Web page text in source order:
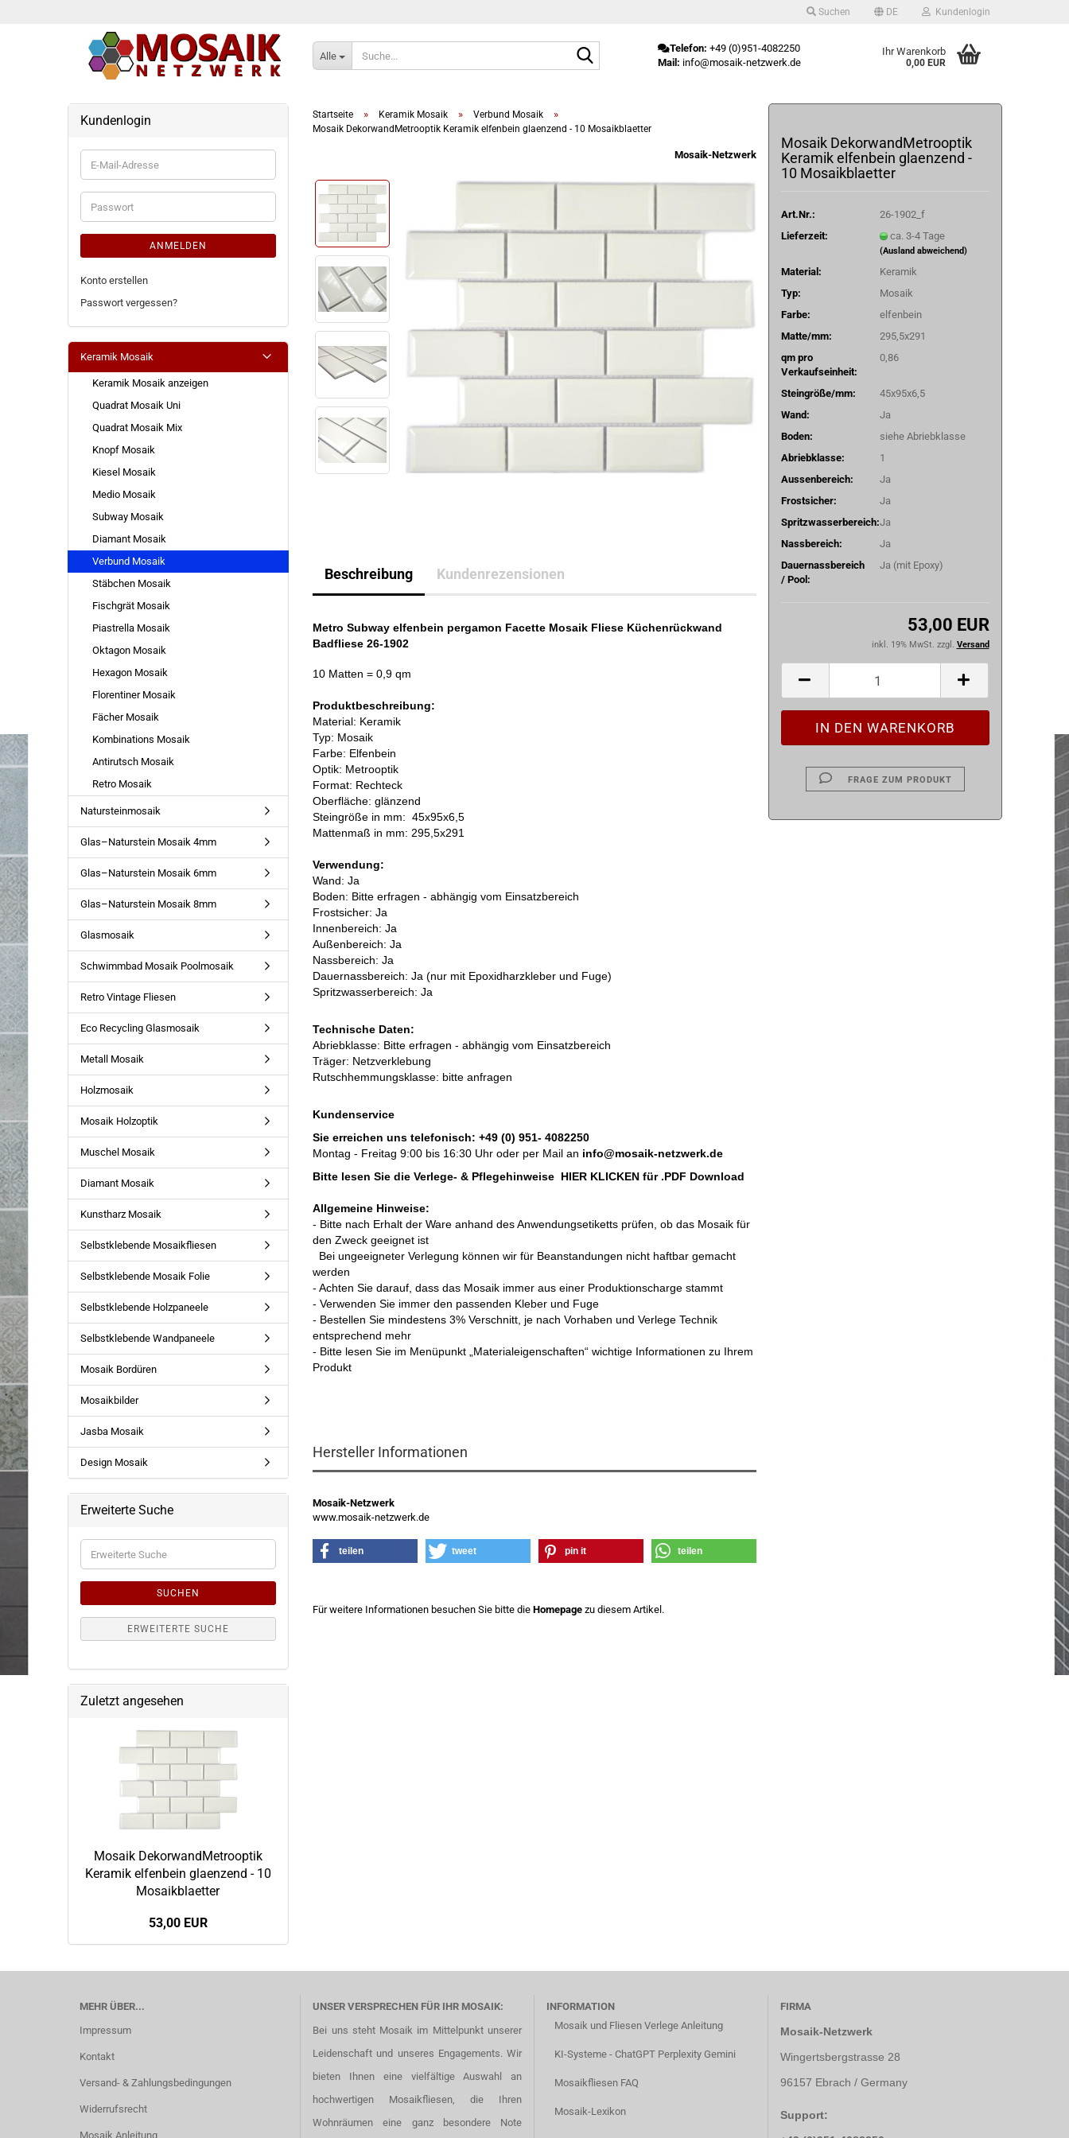
Suchen DE Kundenlogin
Alle
Telefon: +49 (0)951-4082250
Mail: info@mosaik-netzwerk.de
Ihr Warenkorb
0,00 EUR
Startseite » Keramik Mosaik » Verbund Mosaik »
Mosaik DekorwandMetrooptik Keramik elfenbein glaenzend - 10 Mosaikblaetter
Mosaik-Netzwerk
Mosaik DekorwandMetrooptik
Keramik elfenbein glaenzend -
10 Mosaikblaetter
Art.Nr.:
26-1902_f
Lieferzeit:
ca. 3-4 Tage
(Ausland abweichend)
Material:
Keramik
Typ:
Mosaik
Farbe:
elfenbein
Matte/mm:
295,5x291
qm pro
Verkaufseinheit:
0,86
Steingröße/mm:
45x95x6,5
Wand:
Ja
Boden:
siehe Abriebklasse
Abriebklasse:
1
Aussenbereich:
Ja
Frostsicher:
Ja
Spritzwasserbereich:Ja
Nassbereich:
Ja
Dauernassbereich
/ Pool:
Ja (mit Epoxy)
53,00 EUR
inkl. 19% MwSt. zzgl. Versand
FRAGE ZUM PRODUKT
Beschreibung Kundenrezensionen
Metro Subway elfenbein pergamon Facette Mosaik Fliese Küchenrückwand
Badfliese 26-1902
10 Matten = 0,9 qm
Produktbeschreibung:
Material: Keramik
Typ: Mosaik
Farbe: Elfenbein
Optik: Metrooptik
Format: Rechteck
Oberfläche: glänzend
Steingröße in mm: 45x95x6,5
Mattenmaß in mm: 295,5x291
Verwendung:
Wand: Ja
Boden: Bitte erfragen - abhängig vom Einsatzbereich
Frostsicher: Ja
Innenbereich: Ja
Außenbereich: Ja
Nassbereich: Ja
Dauernassbereich: Ja (nur mit Epoxidharzkleber und Fuge)
Spritzwasserbereich: Ja
Technische Daten:
Abriebklasse: Bitte erfragen - abhängig vom Einsatzbereich
Träger: Netzverklebung
Rutschhemmungsklasse: bitte anfragen
Kundenservice
Sie erreichen uns telefonisch: +49 (0) 951- 4082250
Montag - Freitag 9:00 bis 16:30 Uhr oder per Mail an info@mosaik-netzwerk.de
Bitte lesen Sie die Verlege- & Pflegehinweise HIER KLICKENfür .PDF Download
Allgemeine Hinweise:
- Bitte nach Erhalt der Ware anhand des Anwendungsetiketts prüfen, ob das Mosaik für
den Zweck geeignet ist
Bei ungeeigneter Verlegung können wir für Beanstandungen nicht haftbar gemacht
werden
- Achten Sie darauf, dass das Mosaik immer aus einer Produktionscharge stammt
- Verwenden Sie immer den passenden Kleber und Fuge
- Bestellen Sie mindestens 3% Verschnitt, je nach Vorhaben und Verlege Technik
entsprechend mehr
- Bitte lesen Sie im Menüpunkt „Materialeigenschaften“ wichtige Informationen zu Ihrem
Produkt
Hersteller Informationen
Mosaik-Netzwerk
www.mosaik-netzwerk.de
teilen tweet pin it teilen
Für weitere Informationen besuchen Sie bitte dieHomepage zu diesem Artikel.
Kundenlogin
E-
Mail-
Adresse
Passwort
ANMELDEN
Konto erstellen
Passwort vergessen?
Keramik Mosaik
Keramik Mosaik anzeigen
Quadrat Mosaik Uni
Quadrat Mosaik Mix
Knopf Mosaik
Kiesel Mosaik
Medio Mosaik
Subway Mosaik
Diamant Mosaik
Verbund Mosaik
Stäbchen Mosaik
Fischgrät Mosaik
Piastrella Mosaik
Oktagon Mosaik
Hexagon Mosaik
Florentiner Mosaik
Fächer Mosaik
Kombinations Mosaik
Antirutsch Mosaik
Retro Mosaik
Natursteinmosaik
Glas–Naturstein Mosaik 4mm
Glas–Naturstein Mosaik 6mm
Glas–Naturstein Mosaik 8mm
Glasmosaik
Schwimmbad Mosaik Poolmosaik
Retro Vintage Fliesen
Eco Recycling Glasmosaik
Metall Mosaik
Holzmosaik
Mosaik Holzoptik
Muschel Mosaik
Diamant Mosaik
Kunstharz Mosaik
Selbstklebende Mosaikfliesen
Selbstklebende Mosaik Folie
Selbstklebende Holzpaneele
Selbstklebende Wandpaneele
Mosaik Bordüren
Mosaikbilder
Jasba Mosaik
Design Mosaik
Erweiterte Suche
Erweiterte
Suche
SUCHEN
ERWEITERTE SUCHE
Zuletzt angesehen
Mosaik DekorwandMetrooptik
Keramik elfenbein glaenzend - 10
Mosaikblaetter
53,00 EUR
MEHR ÜBER...
Impressum
Kontakt
Versand- & Zahlungsbedingungen
Widerrufsrecht
Mosaik Anleitung
UNSER VERSPRECHEN FÜR IHR MOSAIK:
Bei uns steht Mosaik im Mittelpunkt unserer
Leidenschaft und unseres Engagements. Wir
bieten Ihnen eine vielfältige Auswahl an
hochwertigen Mosaikfliesen, die Ihren
Wohnräumen eine ganz besondere Note
INFORMATION
Mosaik und Fliesen Verlege Anleitung
KI-Systeme - ChatGPT Perplexity Gemini
Mosaikfliesen FAQ
Mosaik-Lexikon
FIRMA
Mosaik-Netzwerk
Wingertsbergstrasse 28
96157 Ebrach / Germany
Support: